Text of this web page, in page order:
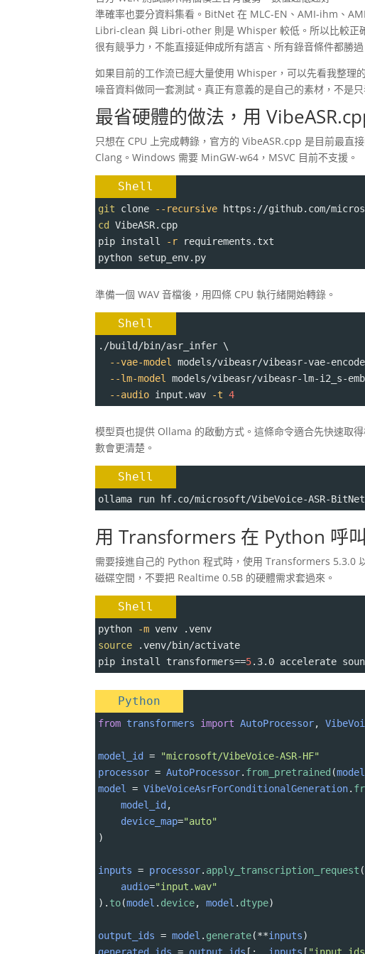
準確率也要分資料集看。BitNet 在 MLC-EN、AMI-ihm、
Libri-clean 與 Libri-other 則是 Whisper 較低。所以比較正
很有競爭力，不能直接延伸成所有語言、所有錄音條件都勝
如果目前的工作流已經大量使用 Whisper，可以先看我整理
噪音資料做同一套測試。真正有意義的是自己的素材，不是只
最省硬體的做法，用
只想在 CPU 上完成轉錄，官方的 VibeASR.cpp 是目前最直
Clang。Windows 需要 MinGW-w64，MSVC 目前不支援。
Shell
git clone --recursive https://github.com/
cd
VibeASR.cpp
pip install -r requirements.txt
python setup_env.py
準備一個 WAV 音檔後，用四條 CPU 執行緒開始轉錄。
Shell
./build/bin/asr_infer \
--vae-model
models/vibeasr/vibeasr-vae-
--lm-model
models/vibeasr/vibeasr-lm-i2_s-
--audio input.wav -t 4
模型頁也提供 Ollama 的啟動方式。這條命令適合先快速取
數會更清楚。
Shell
ollama run hf.co/microsoft/VibeVoice-ASR-
用 Transformers 在 Python 呼
需要接進自己的 Python 程式時，使用 Transformers 5.3.0
磁碟空間，不要把 Realtime 0.5B 的硬體需求套過來。
Shell
python -m venv .venv
source .venv/bin/activate
pip install transformers==5.3.0 accelerate
Python
from transformers import AutoProcessor,
model_id =
"microsoft/VibeVoice-ASR-HF"
processor = AutoProcessor. from_pretrained (
model
= VibeVoiceAsrForConditionalGeneration.
model_id ,
device_map="auto"
)
inputs = processor. apply_transcription_request (
audio="input.wav"
). to(model . device, model . dtype)
output_ids = model . generate(**inputs)